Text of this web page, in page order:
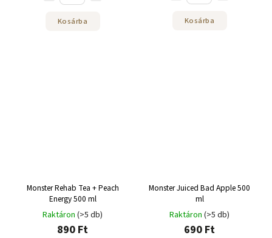
Kosárba Kosárba
Monster Rehab Tea + Peach
Energy 500 ml
Raktáron (>5 db)
890 Ft
Monster Juiced Bad Apple 500
ml
Raktáron (>5 db)
690 Ft